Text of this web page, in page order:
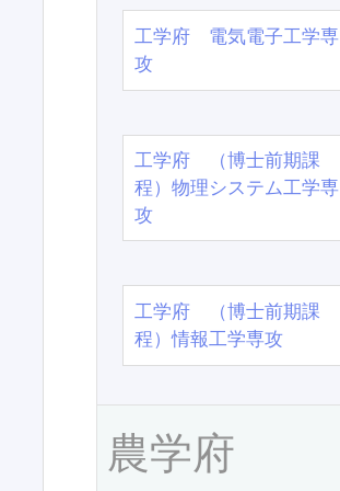
工学府 電気電子工学専
攻
工学府 （博士前期課
程）物理システム工学専
攻
工学府 （博士前期課
程）情報工学専攻
農学府